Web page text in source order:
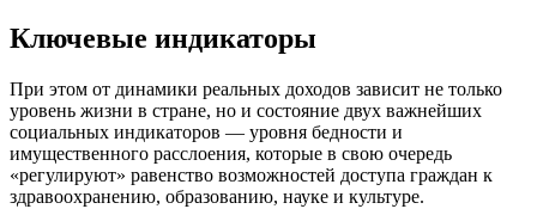
Ключевые индикаторы
При этом от динамики реальных доходов зависит не только
уровень жизни в стране, но и состояние двух важнейших
социальных индикаторов — уровня бедности и
имущественного расслоения, которые в свою очередь
«регулируют» равенство возможностей доступа граждан к
здравоохранению, образованию, науке и культуре.